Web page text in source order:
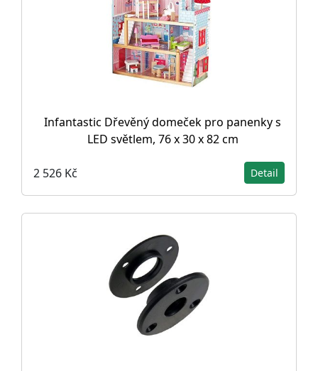
Infantastic Dřevěný domeček pro panenky s
LED světlem, 76 x 30 x 82 cm
2 526 Kč Detail